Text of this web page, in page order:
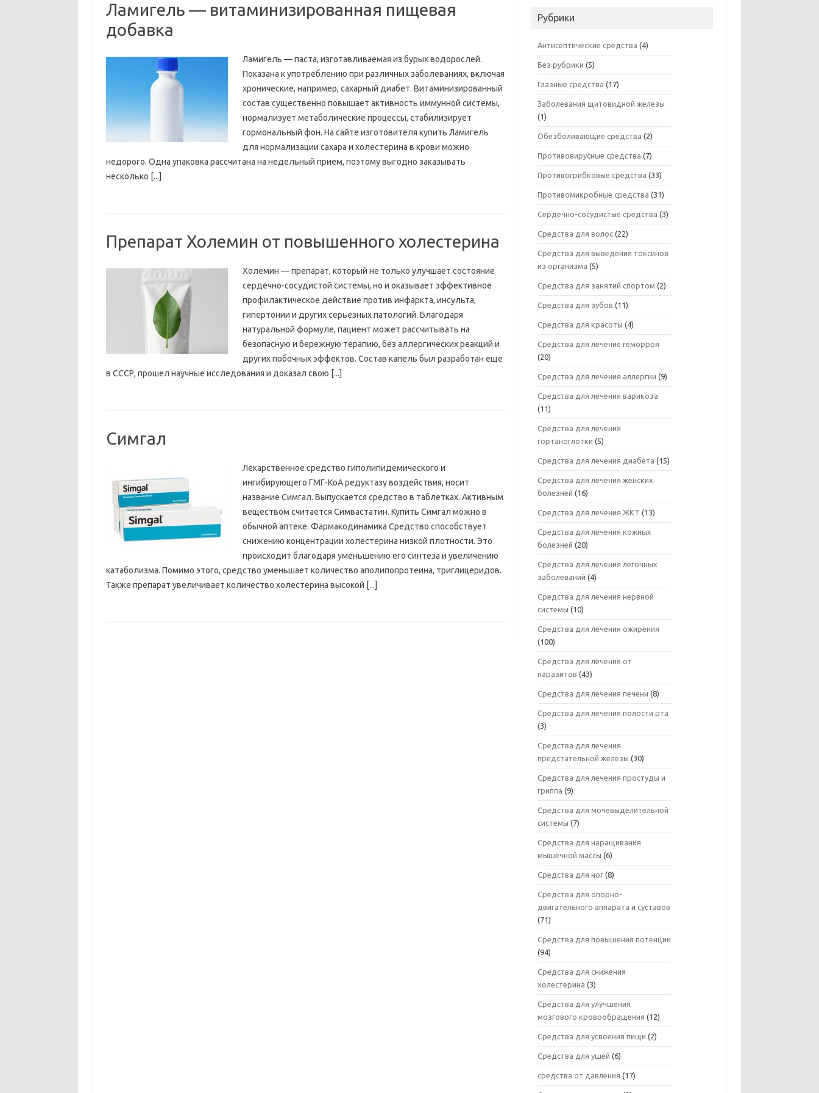
Ламигель — витаминизированная пищевая
добавка
Ламигель — паста, изготавливаемая из бурых водорослей.
Показана к употреблению при различных заболеваниях, включая
хронические, например, сахарный диабет. Витаминизированный
состав существенно повышает активность иммунной системы,
нормализует метаболические процессы, стабилизирует
гормональный фон. На сайте изготовителя купить Ламигель
для нормализации сахара и холестерина в крови можно
недорого. Одна упаковка рассчитана на недельный прием, поэтому выгодно заказывать
несколько [...]
Препарат Холемин от повышенного холестерина
Холемин — препарат, который не только улучшает состояние
сердечно-сосудистой системы, но и оказывает эффективное
профилактическое действие против инфаркта, инсульта,
гипертонии и других серьезных патологий. Благодаря
натуральной формуле, пациент может рассчитывать на
безопасную и бережную терапию, без аллергических реакций и
других побочных эффектов. Состав капель был разработан еще
в СССР, прошел научные исследования и доказал свою [...]
Симгал
Лекарственное средство гиполипидемического и
ингибирующего ГМГ-КоА редуктазу воздействия, носит
название Симгал. Выпускается средство в таблетках. Активным
веществом считается Симвастатин. Купить Симгал можно в
обычной аптеке. Фармакодинамика Средство способствует
снижению концентрации холестерина низкой плотности. Это
происходит благодаря уменьшению его синтеза и увеличению
катаболизма. Помимо этого, средство уменьшает количество аполипопротеина, триглицеридов.
Также препарат увеличивает количество холестерина высокой [...]
Рубрики
Антисептические средства (4)
Без рубрики (5)
Глазные средства (17)
Заболевания щитовидной железы
(1)
Обезболивающие средства (2)
Противовирусные средства (7)
Противогрибковые средства (33)
Противомикробные средства (31)
Сердечно-сосудистые средства (3)
Средства для волос (22)
Средства для выведения токсинов
из организма (5)
Средства для занятий спортом (2)
Средства для зубов (11)
Средства для красоты (4)
Средства для лечение геморроя
(20)
Средства для лечения аллергии (9)
Средства для лечения варикоза
(11)
Средства для лечения
гортаноглотки (5)
Средства для лечения диабета (15)
Средства для лечения женских
болезней (16)
Средства для лечения ЖКТ (13)
Средства для лечения кожных
болезней (20)
Средства для лечения легочных
заболеваний (4)
Средства для лечения нервной
системы (10)
Средства для лечения ожирения
(100)
Средства для лечения от
паразитов (43)
Средства для лечения печени (8)
Средства для лечения полости рта
(3)
Средства для лечения
предстательной железы (30)
Средства для лечения простуды и
гриппа (9)
Средства для мочевыделительной
системы (7)
Средства для наращивания
мышечной массы (6)
Средства для ног (8)
Средства для опорно-
двигательного аппарата и суставов
(71)
Средства для повышения потенции
(94)
Средства для снижения
холестерина (3)
Средства для улучшения
мозгового кровообращения (12)
Средства для усвоения пищи (2)
Средства для ушей (6)
средства от давления (17)